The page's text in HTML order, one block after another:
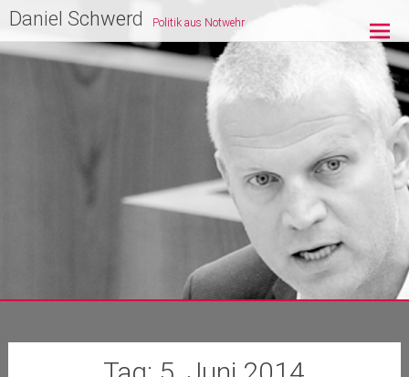
Zum
Inhalt
springen
Daniel Schwerd Politik aus Notwehr